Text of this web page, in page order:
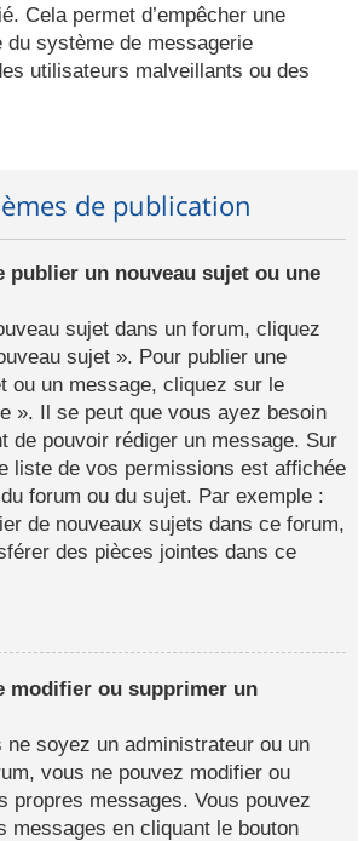
Cela permet d’empêcher une
du système de messagerie
utilisateurs malveillants ou des
de publication
publier un nouveau sujet ou une
sujet dans un forum, cliquez
sujet ». Pour publier une
ou un message, cliquez sur le
». Il se peut que vous ayez besoin
de pouvoir rédiger un message. Sur
liste de vos permissions est affichée
forum ou du sujet. Par exemple :
de nouveaux sujets dans ce forum,
des pièces jointes dans ce
modifier ou supprimer un
ne soyez un administrateur ou un
vous ne pouvez modifier ou
propres messages. Vous pouvez
messages en cliquant le bouton